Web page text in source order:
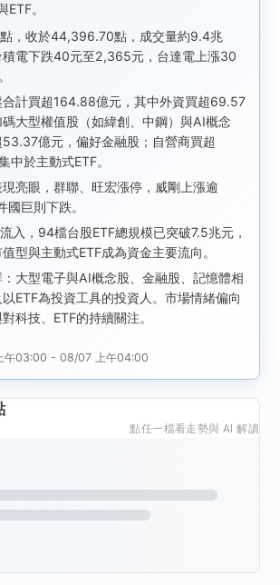
。
，收於44,396.70點，成交量約9.4兆
積電下跌40元至2,365元，台達電上漲30
合計買超164.88億元，其中外資買超69.57
大型權值股（如緯創、中鋼）與AI概念
億元，偏好金融股；自營商買超
中於主動式ETF。
亮眼，群聯、旺宏漲停，威剛上漲逾
國巨則下跌。
入，94檔台股ETF總規模已突破7.5兆元，
型與主動式ETF成為資金主要流向。
大型電子與AI概念股、金融股、記憶體相
ETF為投資工具的投資人。市場情緒偏向
科技、ETF的持續關注。
午03:00 - 08/07 上午04:00
點任一檔看走勢與 AI 解讀